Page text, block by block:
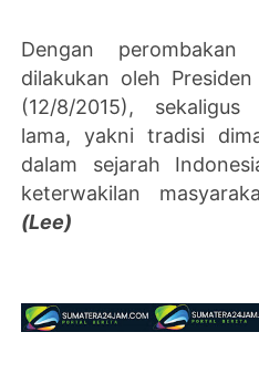
Dengan
dilakukan oleh
(12/8/2015),
lama, yakni tradisi
dalam sejarah
keterwakilan
(Lee)